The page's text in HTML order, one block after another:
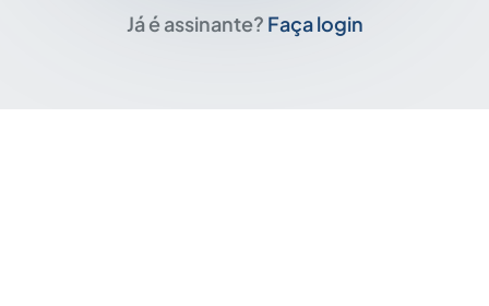
Já é assinante? Faça login